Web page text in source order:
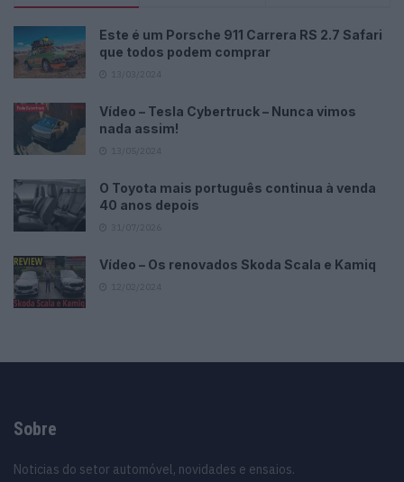
Este é um Porsche 911 Carrera RS 2.7 Safari
que todos podem comprar
Vídeo – Tesla Cybertruck – Nunca vimos
nada assim!
O Toyota mais português continua à venda
40 anos depois
Vídeo – Os renovados Skoda Scala e Kamiq
Sobre
Noticias do setor automóvel, novidades e ensaios.